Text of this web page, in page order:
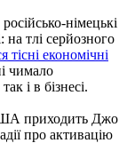
німецькі
тлі серйозного
тісні економічні
чимало
і в бізнесі.
приходить Джо
про активацію